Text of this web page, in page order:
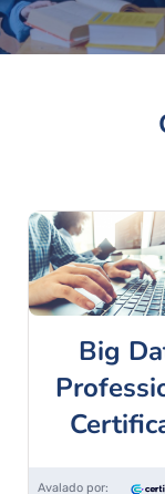
Big